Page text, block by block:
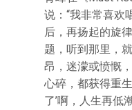
说：“我非常喜欢
后，再扬起的旋
题，听到那里，
昂，迷濛或愤慨
心碎，都获得重
了’啊，人生再低